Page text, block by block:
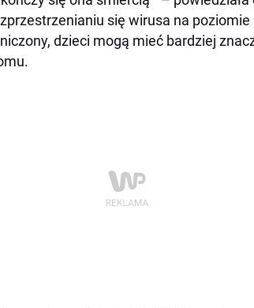
się wirusa na poziomie
dzieci mogą mieć bardziej